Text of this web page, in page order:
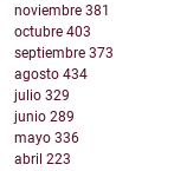
noviembre 381
octubre 403
septiembre 373
agosto 434
julio 329
junio 289
mayo 336
abril 223